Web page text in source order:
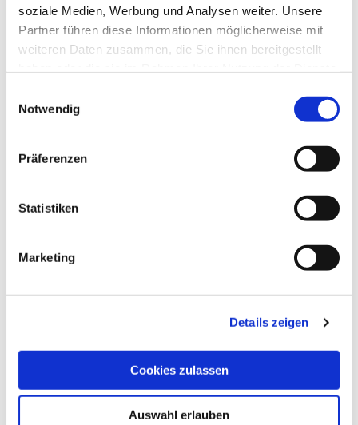
soziale Medien, Werbung und Analysen weiter. Unsere
Partner führen diese Informationen möglicherweise mit
weiteren Daten zusammen, die Sie ihnen bereitgestellt
Notwendig
Präferenzen
Statistiken
Marketing
Details zeigen
Cookies zulassen
Auswahl erlauben
Lamellengeometrie – wenn es besonders dunkel sein soll
Zetra Lamelle 80 Z - Gerades Lamellendesign mit
verbesserter Abdunkelung (passt optisch perfekt zum
neuen A 37 Rollladen-Profil in glatter Ausführung)